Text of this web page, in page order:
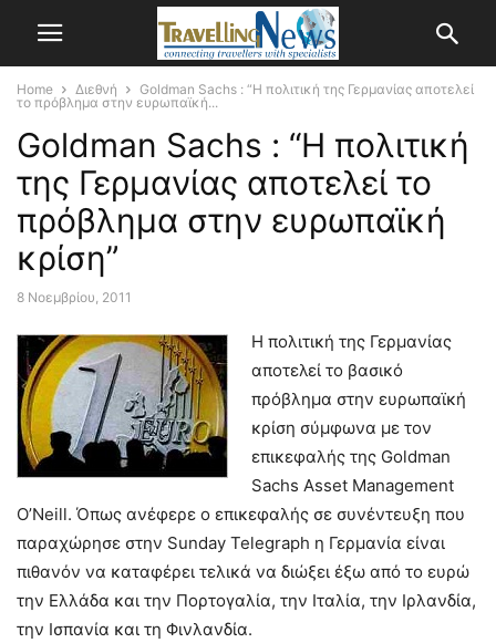
Home Διεθνή
Goldman Sachs : “Η πολιτική της Γερμανίας αποτελεί
το πρόβλημα στην ευρωπαϊκή...
Goldman Sachs : “Η πολιτική
της Γερμανίας αποτελεί το
πρόβλημα στην ευρωπαϊκή
κρίση”
8 Νοεμβρίου, 2011
Η πολιτική της Γερμανίας
αποτελεί το βασικό
πρόβλημα στην ευρωπαϊκή
κρίση σύμφωνα με τον
επικεφαλής της Goldman
Sachs Asset Management
O’Neill. Όπως ανέφερε ο επικεφαλής σε συνέντευξη που
παραχώρησε στην Sunday Telegraph η Γερμανία είναι
πιθανόν να καταφέρει τελικά να διώξει έξω από το ευρώ
την Ελλάδα και την Πορτογαλία, την Ιταλία, την Ιρλανδία,
την Ισπανία και τη Φινλανδία.